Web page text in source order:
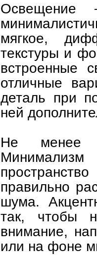
мягкое,
текстуры и
встроенные
отличные
деталь при
ней
Не менее
Минимализм
правильно
шума.
так, чтобы
внимание,
или на фоне